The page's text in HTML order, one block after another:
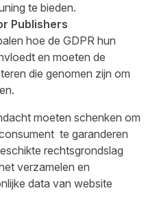
te bieden.
Publishers
hoe de GDPR hun
en moeten de
die genomen zijn om
moeten schenken om
te garanderen
rechtsgrondslag
verzamelen en
data van website